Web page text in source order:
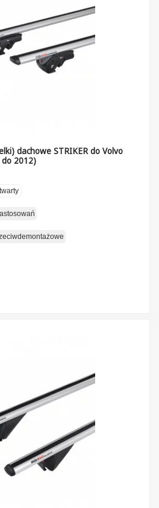
dachowe STRIKER do Volvo
2012)